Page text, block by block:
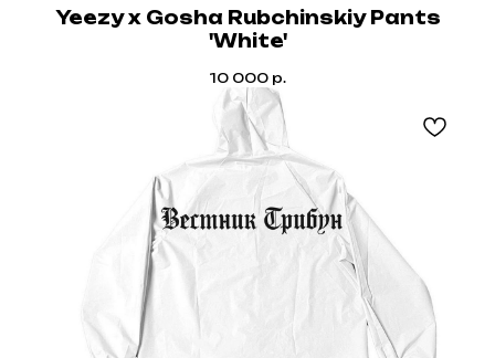
Yeezy x Gosha Rubchinskiy Pants
'White'
10 000 р.